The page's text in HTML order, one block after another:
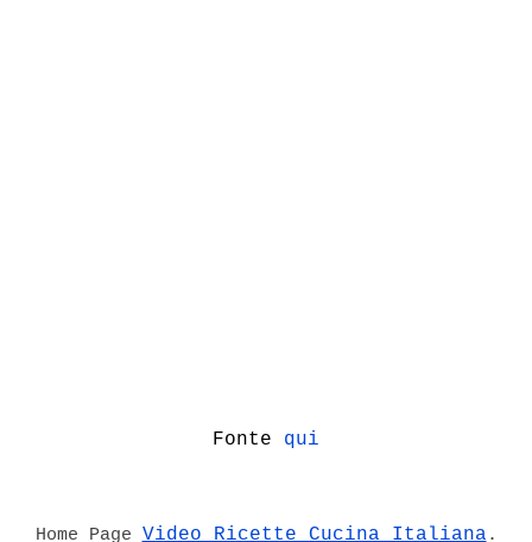
Fonte qui
Home Page Video Ricette Cucina Italiana .